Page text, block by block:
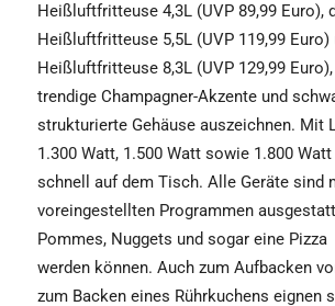
Heißluftfritteuse 4,3L (UVP 89,99 Euro),
Heißluftfritteuse 5,5L (UVP 119,99 Euro)
Heißluftfritteuse 8,3L (UVP 129,99
trendige Champagner-Akzente und
strukturierte Gehäuse auszeichnen. Mit
1.300 Watt, 1.500 Watt sowie 1.800
schnell auf dem Tisch. Alle Geräte sind
voreingestellten Programmen
Pommes, Nuggets und sogar eine Pizza
werden können. Auch zum Aufbacken
zum Backen eines Rührkuchens eignen